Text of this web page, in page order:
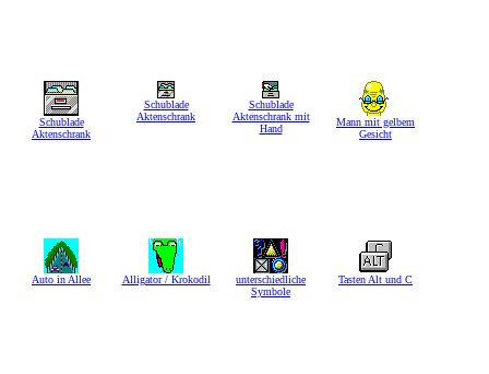
Schublade
Aktenschrank
Schublade
Aktenschrank
Schublade
Aktenschrank mit
Hand
Mann mit gelbem
Gesicht
Auto in Allee Alligator / Krokodil
unterschiedliche
Symbole
Tasten Alt und C